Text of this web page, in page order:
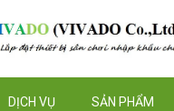
DỊCH VỤ SẢN PHẨM